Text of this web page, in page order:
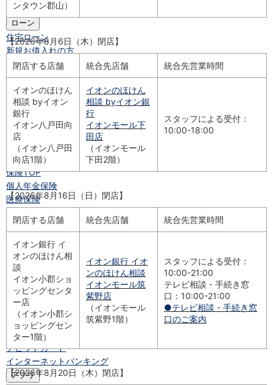
まいクラウドファンディング
ローン
住宅ローン
新規お借入れの方
お借換えの方
フラット35
リ・バース60
カードローン
目的別ローン
目的別ローン
マイページ
保険
保険TOP
個人年金保険
医療保険
就業不能保険
認知症保険
海外旅行保険
国内旅行傷害保険
スマホ保険
傷害保険
介護保険
カード
クレジットカード
デビットカード
インターネットバンキング
アプリ
ンタウン郡山）
【2026年8月6日（木）閉店】
閉店する店舗 統合先店舗 統合先営業時間
イオンのほけん
相談 byイオン
銀行
イオン八戸田向
店
（イオン八戸田
向店1階）
イオンのほけん
相談 byイオン銀
行
イオンモール下
田店
（イオンモール
下田2階）
スタッフによる受付：
10:00-18:00
【2026年8月16日（日）閉店】
閉店する店舗 統合先店舗 統合先営業時間
イオン銀行 イ
オンのほけん相
談
イオン小郡ショ
ッピングセンタ
ー店
（イオン小郡シ
ョッピングセン
ター1階）
イオン銀行 イオ
ンのほけん相談
イオンモール筑
紫野店
（イオンモール
筑紫野1階）
スタッフによる受付：
10:00-21:00
テレビ相談・手続き窓
口：10:00-21:00
●テレビ相談・手続き窓
口のご案内
【2026年8月20日（木）閉店】